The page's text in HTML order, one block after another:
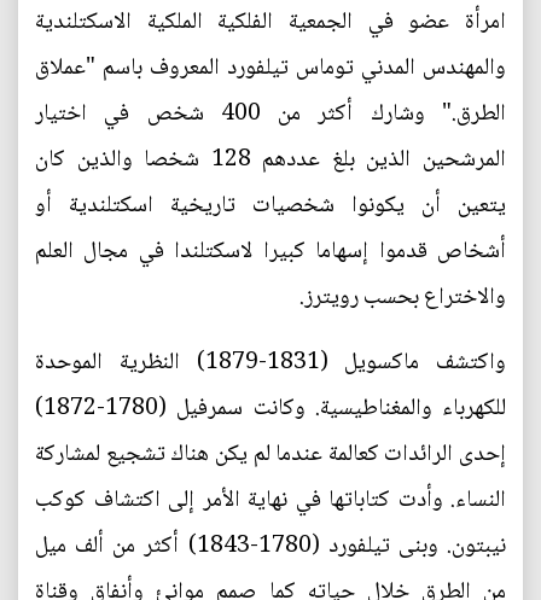
امرأة عضو في الجمعية الفلكية الملكية الاسكتلندية
والمهندس المدني توماس تيلفورد المعروف باسم ‬"عملاق
الطرق." وشارك أكثر من 400 شخص في اختيار
المرشحين الذين بلغ عددهم 128 شخصا والذين كان
يتعين أن يكونوا شخصيات تاريخية اسكتلندية أو
أشخاص قدموا إسهاما كبيرا لاسكتلندا في مجال العلم
والاختراع بحسب رويترز.
واكتشف ماكسويل (1831-1879) النظرية الموحدة
للكهرباء والمغناطيسية. وكانت سمرفيل ‬(1780-1872)
إحدى الرائدات كعالمة عندما لم يكن هناك تشجيع لمشاركة
النساء. وأدت كتاباتها في نهاية الأمر إلى اكتشاف كوكب
نيبتون. وبنى تيلفورد ‬(1780-1843) أكثر من ألف ميل
من الطرق خلال حياته كما صمم موانئ وأنفاق وقناة